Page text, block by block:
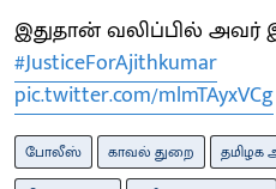
இதுதான் வலிப்பில் அவர்
#JusticeForAjithkumar
pic.twitter.com/mlmTAyxVCg
போலீஸ் காவல் துறை தமிழக